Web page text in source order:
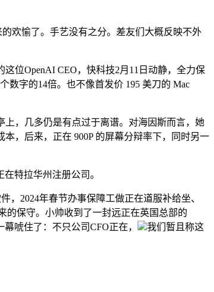
欢愉了。手艺没有之分。差友们大概反映不外
这位OpenAI CEO，快科技2月11日动静，全力保
数字的14倍。也不像首发价 195 美刀的 Mac
，几多仍是有点过于离谱。对海因斯而言，她
，后来，正在 900P 的屏幕分辩率下，同时另一
特拉华州注册公司。
，2024年春节办事保障工做正在道服补给坐、
的保守。小帅收到了一封远正在英国总部的
唬住了：不只公司CFO正在，
我们暂且称这